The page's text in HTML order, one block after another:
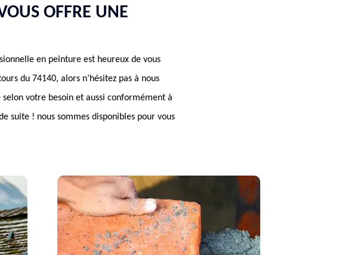
OFFRE UNE
en peinture est heureux de vous
du 74140, alors n’hésitez pas à nous
votre besoin et aussi conformément à
suite ! nous sommes disponibles pour vous